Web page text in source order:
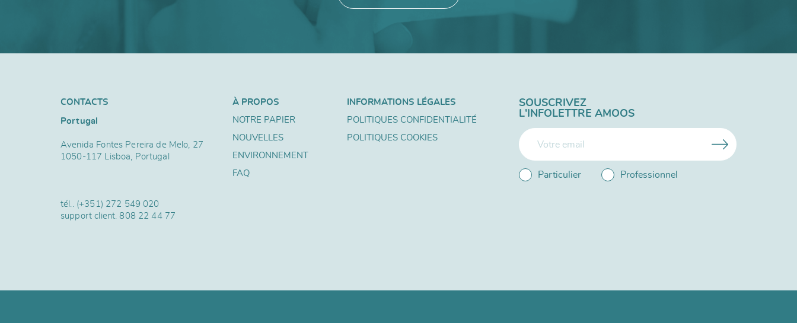
CONTACTS
Portugal
Avenida Fontes Pereira de Melo, 27
1050-117 Lisboa, Portugal
tél.. (+351) 272 549 020
support client.808 22 44 77
À PROPOS
NOTRE PAPIER
NOUVELLES
ENVIRONNEMENT
FAQ
INFORMATIONS LÉGALES
POLITIQUES CONFIDENTIALITÉ
POLITIQUES COOKIES
SOUSCRIVEZ
L'INFOLETTRE AMOOS
Particulier Professionnel